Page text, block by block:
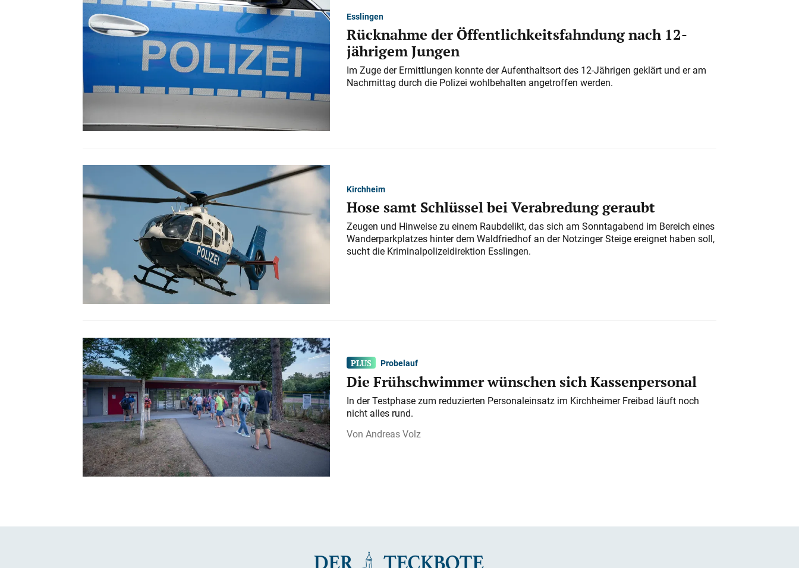
Esslingen
Rücknahme der Öffentlichkeitsfahndung nach 12-
jährigem Jungen
Im Zuge der Ermittlungen konnte der Aufenthaltsort des 12-Jährigen geklärt und er am
Nachmittag durch die Polizei wohlbehalten angetroffen werden.
Kirchheim
Hose samt Schlüssel bei Verabredung geraubt
Zeugen und Hinweise zu einem Raubdelikt, das sich am Sonntagabend im Bereich eines
Wanderparkplatzes hinter dem Waldfriedhof an der Notzinger Steige ereignet haben soll,
sucht die Kriminalpolizeidirektion Esslingen.
Probelauf
Die Frühschwimmer wünschen sich Kassenpersonal
In der Testphase zum reduzierten Personaleinsatz im Kirchheimer Freibad läuft noch
nicht alles rund.
Andreas Volz